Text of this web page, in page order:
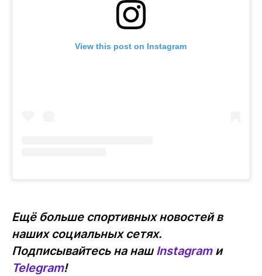
View this post on Instagram
Ещё больше спортивных новостей в
наших социальных сетях.
Подписывайтесь на нашInstagramи
Telegram!